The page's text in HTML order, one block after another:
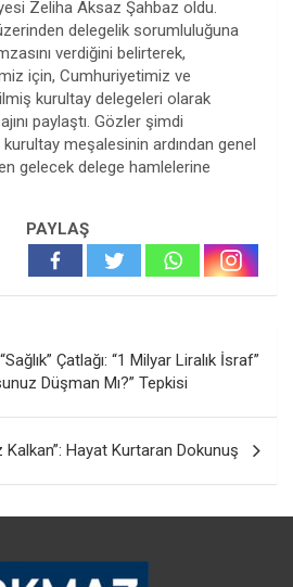
Zeliha Aksaz Şahbaz oldu.
delegelik sorumluluğuna
verdiğini belirterek,
için, Cumhuriyetimiz ve
kurultay delegeleri olarak
paylaştı. Gözler şimdi
kurultay meşalesinin ardından genel
gelecek delege hamlelerine
PAYLAŞ
Çatlağı: “1 Milyar Liralık İsraf”
Düşman Mı?” Tepkisi
Hayat Kurtaran Dokunuş